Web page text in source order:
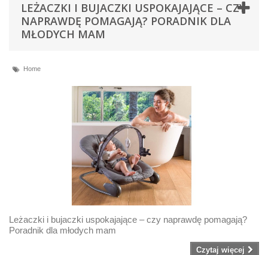
LEŻACZKI I BUJACZKI USPOKAJAJĄCE – CZY
NAPRAWDĘ POMAGAJĄ? PORADNIK DLA
MŁODYCH MAM
Home
Leżaczki i bujaczki uspokajające – czy naprawdę pomagają?
Poradnik dla młodych mam
Czytaj więcej